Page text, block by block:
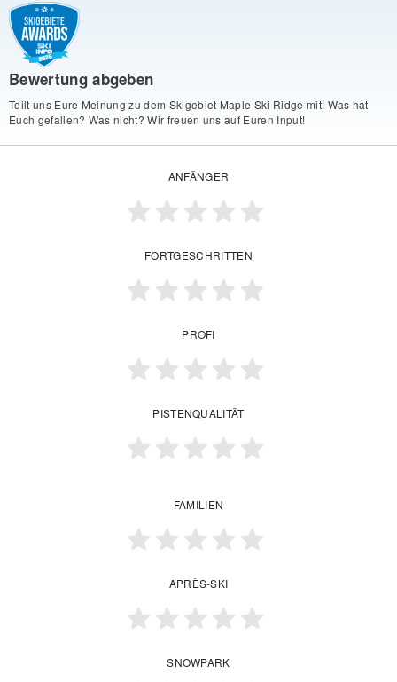
Bewertung abgeben
Teilt uns Eure Meinung zu dem Skigebiet Maple Ski Ridge mit! Was hat
Euch gefallen? Was nicht? Wir freuen uns auf Euren Input!
ANFÄNGER
FORTGESCHRITTEN
PROFI
PISTENQUALITÄT
FAMILIEN
APRÈS-SKI
SNOWPARK